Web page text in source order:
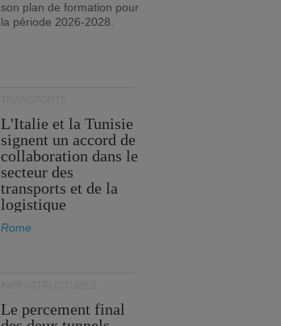
son plan de formation pour
la période 2026-2028.
L'Italie et la Tunisie
signent un accord de
collaboration dans le
secteur des
transports et de la
logistique
Rome
Le percement final